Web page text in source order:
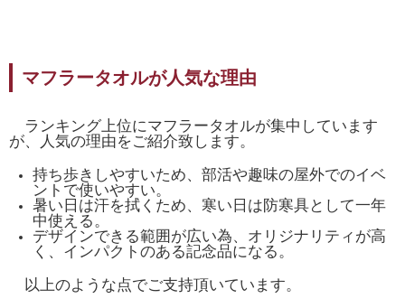
マフラータオルが人気な理由
ランキング上位にマフラータオルが集中しています
が、人気の理由をご紹介致します。
持ち歩きしやすいため、部活や趣味の屋外でのイベ
ントで使いやすい。
暑い日は汗を拭くため、寒い日は防寒具として一年
中使える。
デザインできる範囲が広い為、オリジナリティが高
く、インパクトのある記念品になる。
以上のような点でご支持頂いています。